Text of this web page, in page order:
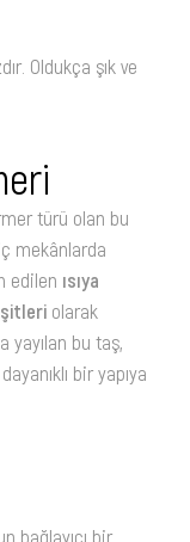
Oldukça şık ve
türü olan bu
mekânlarda
edilen ısıya
olarak
yayılan bu taş,
bir yapıya
bağlayıcı bir